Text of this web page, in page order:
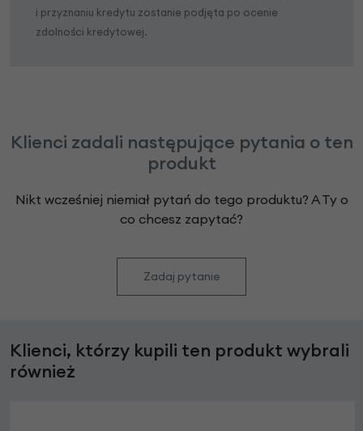
i przyznaniu kredytu zostanie podjęta po ocenie
zdolności kredytowej.
Klienci zadali następujące pytania o ten
produkt
Nikt wcześniej niemiał pytań do tego produktu? A Ty o
co chcesz zapytać?
Zadaj pytanie
Klienci, którzy kupili ten produkt wybrali
również